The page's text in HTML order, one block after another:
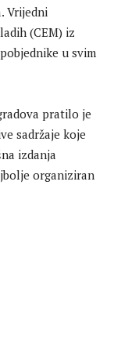
Vrijedni
(CEM) iz
u svim
pratilo je
sadržaje koje
izdanja
organiziran